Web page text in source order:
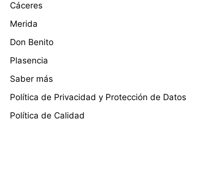
Cáceres
Merida
Don Benito
Plasencia
Saber más
Política de Privacidad y Protección de Datos
Política de Calidad